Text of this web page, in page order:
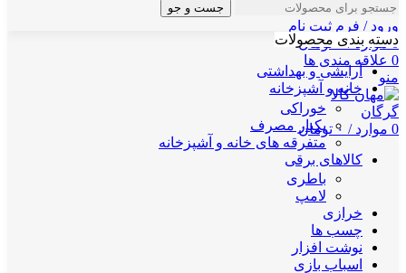
جست و جو
ورود / فرم ثبت نام
0 موارد / ۰ تومان
0 علاقه مندی ها
منو
0 موارد / ۰ تومان
دسته بندی محصولات
آرایشی و بهداشتی
خانه و آشپزخانه
خوراکی
یکبار مصرف
متفرقه های خانه و آشپزخانه
کالاهای برقی
باطری
لامپ
خرازی
چسب ها
نوشت افزار
اسباب بازی